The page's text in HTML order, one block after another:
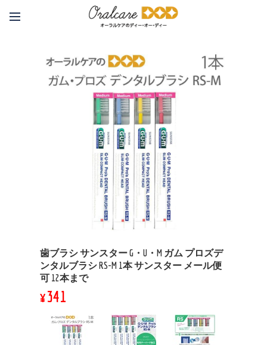
歯ブラシ サンスター G・U・M ガム プロズデ
ンタルブラシ RS-M 1本 サンスター メール便
可 12本まで
¥341